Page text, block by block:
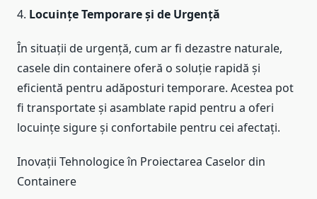
4. Locuințe Temporare și de Urgență
În situații de urgență, cum ar fi dezastre naturale,
casele din containere oferă o soluție rapidă și
eficientă pentru adăposturi temporare. Acestea pot
fi transportate și asamblate rapid pentru a oferi
locuințe sigure și confortabile pentru cei afectați.
Inovații Tehnologice în Proiectarea Caselor din
Containere